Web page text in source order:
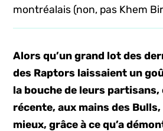
montréalais (non, pas Khem
Alors qu’un grand lot des
des Raptors laissaient un
la bouche de leurs
récente, aux mains des
mieux, grâce à ce qu’a